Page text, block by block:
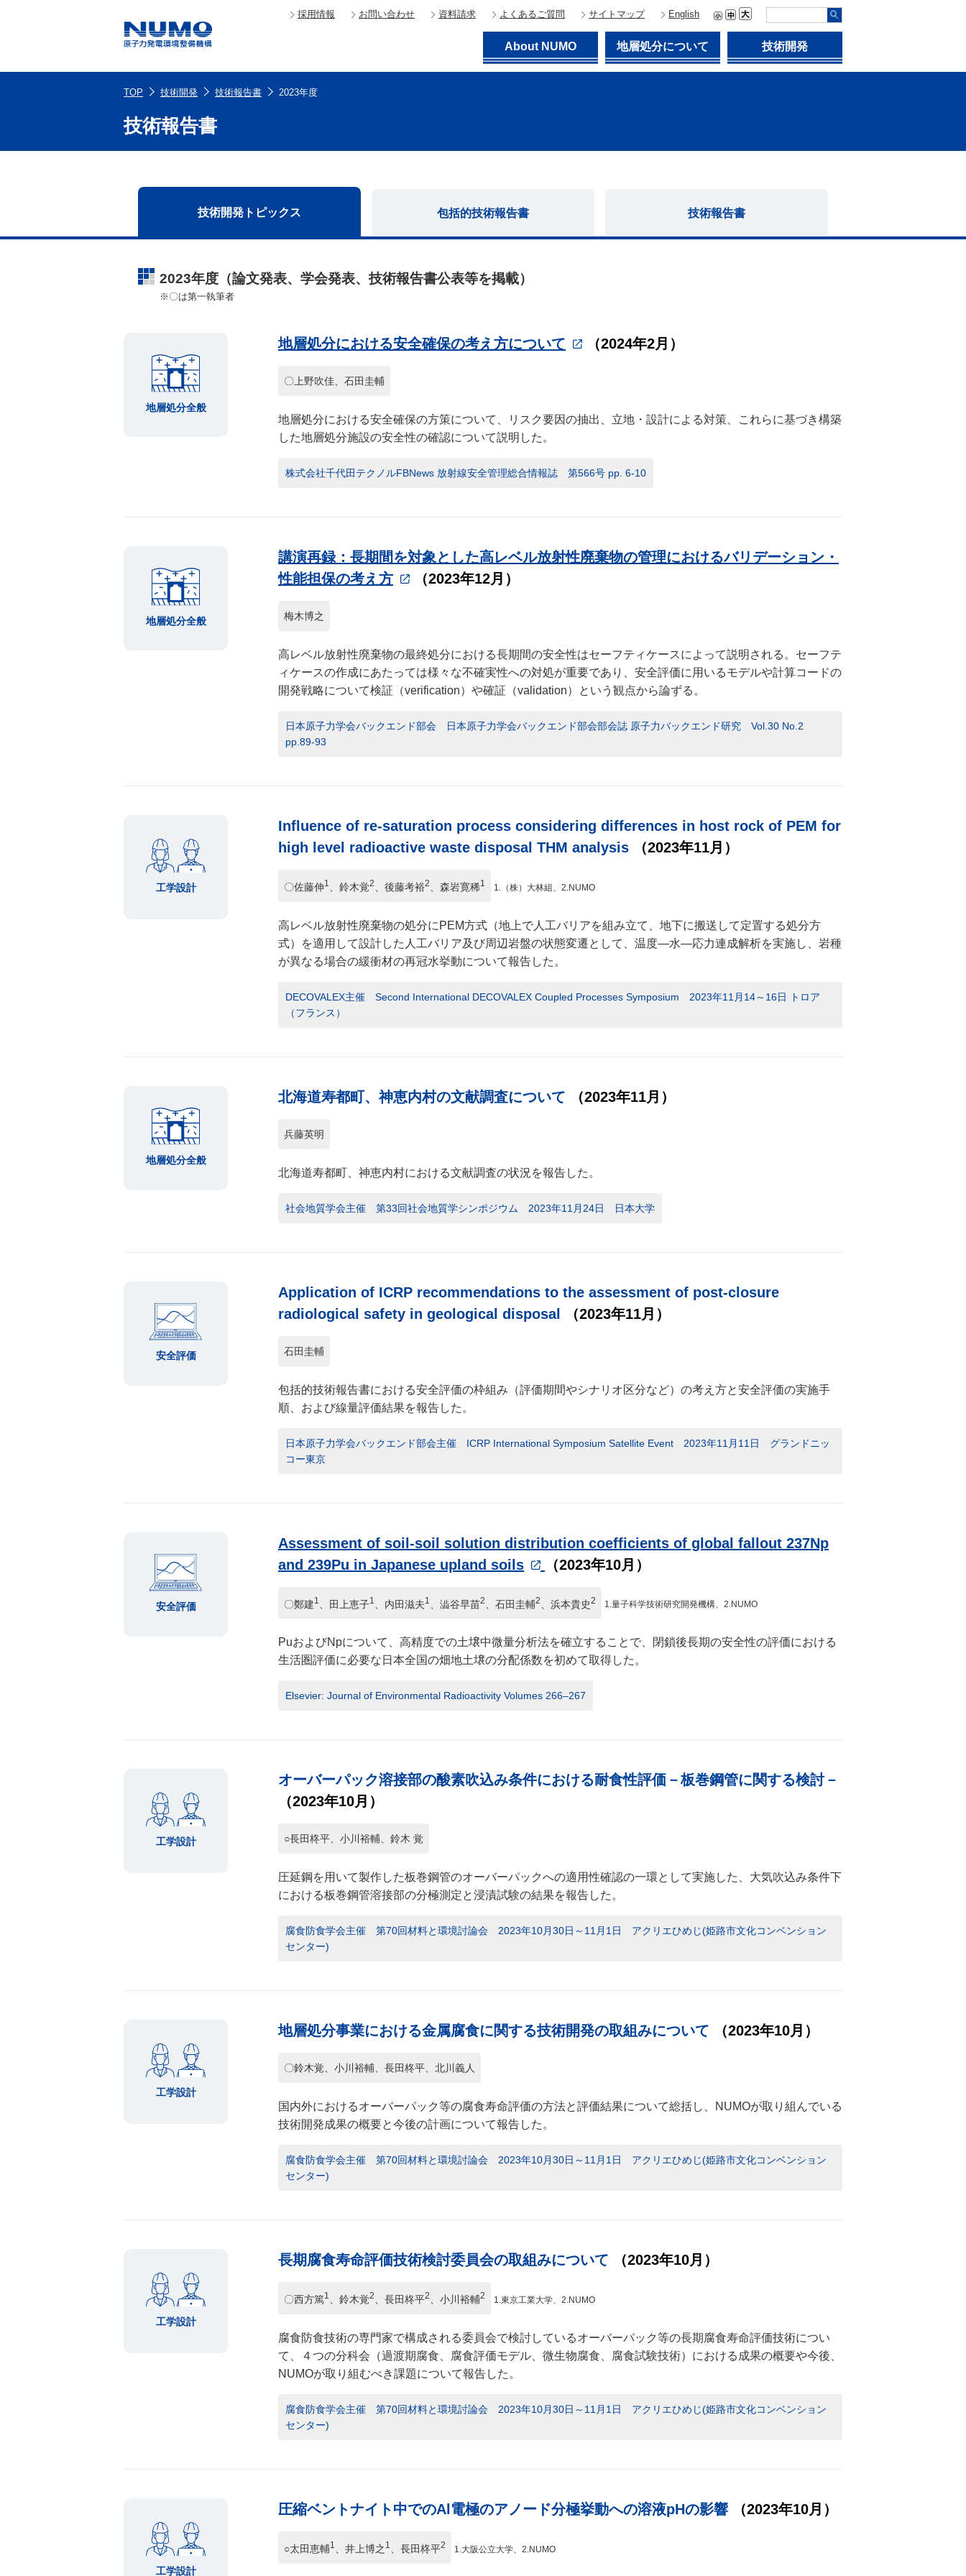
採用情報 お問い合わせ 資料請求 よくあるご質問 サイトマップ English
About NUMO 地層処分について 技術開発
TOP 技術開発 技術報告書 2023年度
技術報告書
技術開発 トピックス 包括的技術報告書 技術報告書
2023年度（論文発表、学会発表、技術報告書公表等を掲載）
※〇は第一執筆者
地層処分全般
地層処分における安全確保の考え方について （2024年2月）
〇上野吹佳、石田圭輔
地層処分における安全確保の方策について、リスク要因の抽出、立地・設計による対策、これらに基づき構築
した地層処分施設の安全性の確認について説明した。
株式会社千代田テクノルFBNews 放射線安全管理総合情報誌 第566号 pp. 6-10
地層処分全般
講演再録：長期間を対象とした高レベル放射性廃棄物の管理におけるバリデーション・
性能担保の考え方
（2023年12月）
梅木博之
高レベル放射性廃棄物の最終処分における長期間の安全性はセーフティケースによって説明される。セーフテ
ィケースの作成にあたっては様々な不確実性への対処が重要であり、安全評価に用いるモデルや計算コードの
開発戦略について検証（verification）や確証（validation）という観点から論ずる。
日本原子力学会バックエンド部会 日本原子力学会バックエンド部会部会誌 原子力バックエンド研究 Vol.30 No.2
pp.89-93
工学設計
Influence of re-saturation process considering differences in host rock of PEM for
high level radioactive waste disposal THM analysis
（2023年11月）
〇佐藤伸1 、鈴木覚2 、後藤考裕2 、森岩寛稀1 1.（株）大林組、2.NUMO
高レベル放射性廃棄物の処分にPEM方式（地上で人工バリアを組み立て、地下に搬送して定置する処分方
式）を適用して設計した人工バリア及び周辺岩盤の状態変遷として、温度―水―応力連成解析を実施し、岩種
が異なる場合の緩衝材の再冠水挙動について報告した。
DECOVALEX主催 Second International DECOVALEX Coupled Processes Symposium 2023年11月14～16日 トロア
（フランス）
地層処分全般
北海道寿都町、神恵内村の文献調査について （2023年11月）
兵藤英明
北海道寿都町、神恵内村における文献調査の状況を報告した。
社会地質学会主催 第33回社会地質学シンポジウム 2023年11月24日 日本大学
安全評価
Application of ICRP recommendations to the assessment of post-closure
radiological safety in geological disposal
（2023年11月）
石田圭輔
包括的技術報告書における安全評価の枠組み（評価期間やシナリオ区分など）の考え方と安全評価の実施手
順、および線量評価結果を報告した。
日本原子力学会バックエンド部会主催 ICRP International Symposium Satellite Event 2023年11月11日 グランドニッ
コー東京
安全評価
Assessment of soil-soil solution distribution coefficients of global fallout 237Np
and 239Pu in Japanese upland soils
（2023年10月）
〇鄭建1 、田上恵子1 、内田滋夫1 、澁谷早苗2 、石田圭輔2 、浜本貴史2 1.量子科学技術研究開発機構、2.NUMO
PuおよびNpについて、高精度での土壌中微量分析法を確立することで、閉鎖後長期の安全性の評価における
生活圏評価に必要な日本全国の畑地土壌の分配係数を初めて取得した。
Elsevier: Journal of Environmental Radioactivity Volumes 266–267
工学設計
オーバーパック溶接部の酸素吹込み条件における耐食性評価－板巻鋼管に関する検討－
（2023年10月）
○長田柊平、小川裕輔、鈴木 覚
圧延鋼を用いて製作した板巻鋼管のオーバーパックへの適用性確認の一環として実施した、大気吹込み条件下
における板巻鋼管溶接部の分極測定と浸漬試験の結果を報告した。
腐食防食学会主催 第70回材料と環境討論会 2023年10月30日～11月1日 アクリエひめじ(姫路市文化コンベンション
センター)
工学設計
地層処分事業における金属腐食に関する技術開発の取組みについて （2023年10月）
〇鈴木覚、小川裕輔、長田柊平、北川義人
国内外におけるオーバーパック等の腐食寿命評価の方法と評価結果について総括し、NUMOが取り組んでいる
技術開発成果の概要と今後の計画について報告した。
腐食防食学会主催 第70回材料と環境討論会 2023年10月30日～11月1日 アクリエひめじ(姫路市文化コンベンション
センター)
工学設計
長期腐食寿命評価技術検討委員会の取組みについて （2023年10月）
〇西方篤1 、鈴木覚2 、長田柊平2 、小川裕輔2 1.東京工業大学、2.NUMO
腐食防食技術の専門家で構成される委員会で検討しているオーバーパック等の長期腐食寿命評価技術につい
て、４つの分科会（過渡期腐食、腐食評価モデル、微生物腐食、腐食試験技術）における成果の概要や今後、
NUMOが取り組むべき課題について報告した。
腐食防食学会主催 第70回材料と環境討論会 2023年10月30日～11月1日 アクリエひめじ(姫路市文化コンベンション
センター)
工学設計
圧縮ベントナイト中でのAl電極のアノード分極挙動への溶液pHの影響 （2023年10月）
○太田恵輔1 、井上博之 1 、長田柊平2 1.大阪公立大学、2.NUMO